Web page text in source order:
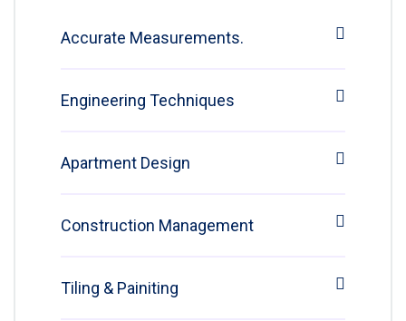
Accurate Measurements.
Engineering Techniques
Apartment Design
Construction Management
Tiling & Painiting